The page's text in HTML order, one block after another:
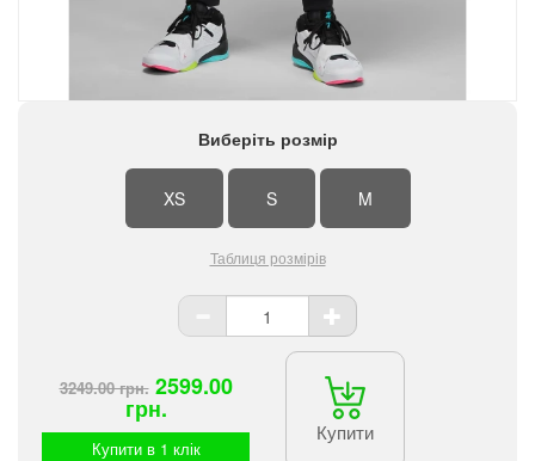
Виберіть розмір
XS S M
Таблиця розмірів
3249.00 грн. 2599.00
грн.
Купити в 1 клік
Купити